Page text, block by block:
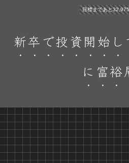
目標まであと
新卒で投資開始し
に富裕